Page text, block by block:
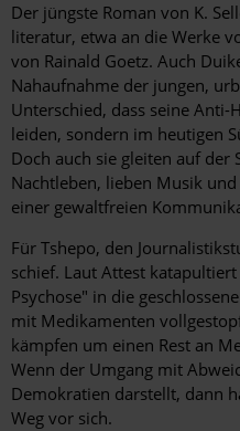
Der jüngste Roman von K.
literatur, etwa an die Werke
von Rainald Goetz. Auch
Nah­aufnahme der jungen,
Unterschied, dass seine
leiden, sondern im heutigen
Doch auch sie gleiten auf der
Nachtleben, lieben Musik
einer gewaltfreien
Für Tshepo, den
schief. Laut Attest
Psychose" in die
mit Medikamenten
kämpfen um einen Rest an
Wenn der Umgang mit
Demokratien darstellt, dann
Weg vor sich.